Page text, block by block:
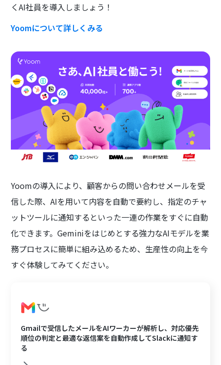
くAI社員を導入しましょう！
Yoomについて詳しくみる
Yoomの導入により、顧客からの問い合わせメールを受
信した際、AIを用いて内容を自動で要約し、指定のチャ
ットツールに通知するといった一連の作業をすぐに自動
化できます。Geminiをはじめとする強力なAIモデルを業
務プロセスに簡単に組み込めるため、生産性の向上を今
すぐ体験してみてください。
Gmailで受信したメールをAIワーカーが解析し、対応優先
順位の判定と最適な返信案を自動作成してSlackに通知す
る